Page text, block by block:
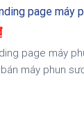
page máy
Giá
tại
là:
350.000₫.
page máy
máy phun